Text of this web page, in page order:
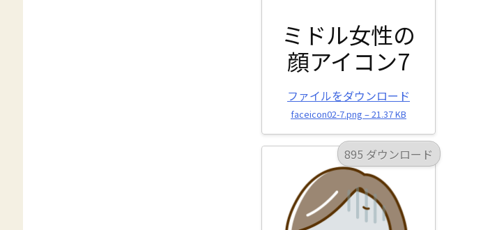
ミドル女性の
顔アイコン7
ファイルをダウンロード
faceicon02-7.png – 21.37 KB
895 ダウンロード